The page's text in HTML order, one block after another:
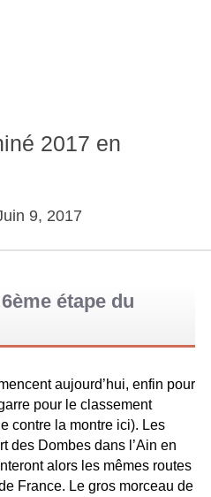
2017 en
9, 2017
étape du
aujourd’hui, enfin pour
pour le classement
contre la montre ici). Les
des Dombes dans l’Ain en
alors les mêmes routes
France. Le gros morceau de